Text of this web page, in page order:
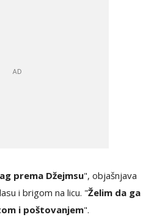
prema Džejmsu", objašnjava
i brigom na licu. "Želim da ga
i poštovanjem".